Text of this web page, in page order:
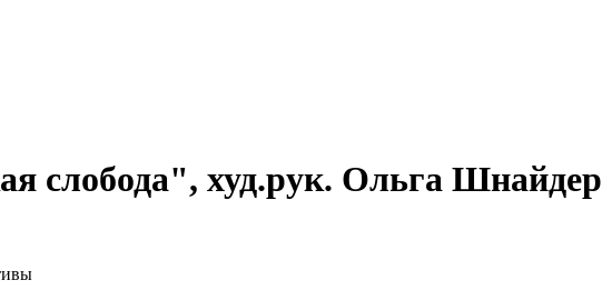
слобода", худ.рук. Ольга Шнайдер